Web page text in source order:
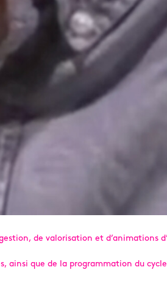
de valorisation et d’animations
que de la programmation du